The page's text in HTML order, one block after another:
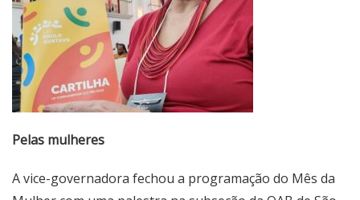
Pelas mulheres
A vice-governadora fechou a programação do Mês da